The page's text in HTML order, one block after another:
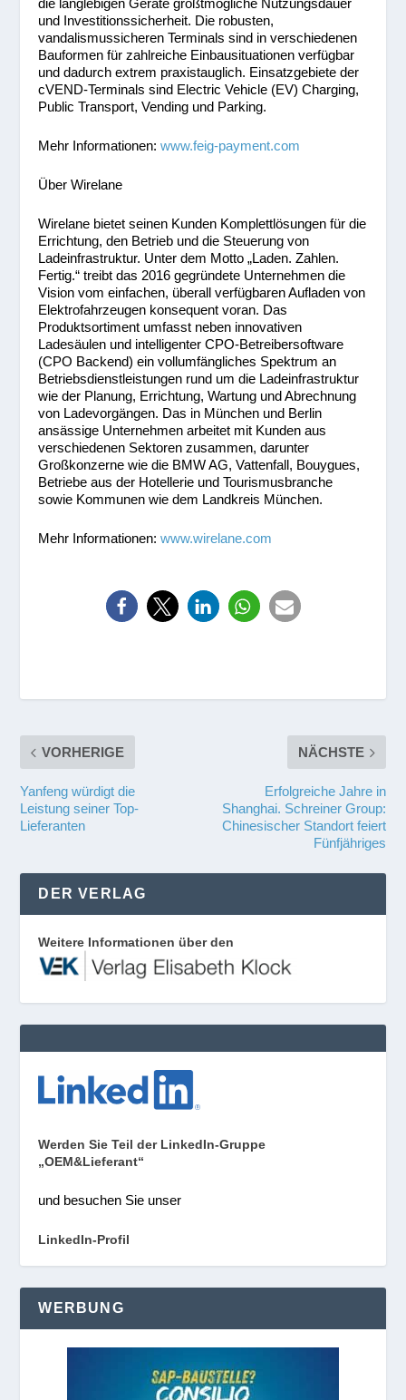
die langlebigen Geräte größtmögliche Nutzungsdauer
und Investitionssicherheit. Die robusten,
vandalismussicheren Terminals sind in verschiedenen
Bauformen für zahlreiche Einbausituationen verfügbar
und dadurch extrem praxistauglich. Einsatzgebiete der
cVEND-Terminals sind Electric Vehicle (EV) Charging,
Public Transport, Vending und Parking.
Mehr Informationen:www.feig-payment.com
Über Wirelane
Wirelane bietet seinen Kunden Komplettlösungen für die
Errichtung, den Betrieb und die Steuerung von
Ladeinfrastruktur. Unter dem Motto „Laden. Zahlen.
Fertig.“ treibt das 2016 gegründete Unternehmen die
Vision vom einfachen, überall verfügbaren Aufladen von
Elektrofahrzeugen konsequent voran. Das
Produktsortiment umfasst neben innovativen
Ladesäulen und intelligenter CPO-Betreibersoftware
(CPO Backend) ein vollumfängliches Spektrum an
Betriebsdienstleistungen rund um die Ladeinfrastruktur
wie der Planung, Errichtung, Wartung und Abrechnung
von Ladevorgängen. Das in München und Berlin
ansässige Unternehmen arbeitet mit Kunden aus
verschiedenen Sektoren zusammen, darunter
Großkonzerne wie die BMW AG, Vattenfall, Bouygues,
Betriebe aus der Hotellerie und Tourismusbranche
sowie Kommunen wie dem Landkreis München.
Mehr Informationen:www.wirelane.com
VORHERIGE
Yanfeng würdigt die
Leistung seiner Top-
Lieferanten
NÄCHSTE
Erfolgreiche Jahre in
Shanghai. Schreiner Group:
Chinesischer Standort feiert
Fünfjähriges
DER VERLAG
Weitere Informationen über den
Werden Sie Teil der LinkedIn-Gruppe
„OEM&Lieferant“
und besuchen Sie unser
LinkedIn-Profil
WERBUNG